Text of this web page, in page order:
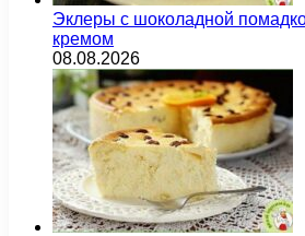
Эклеры с шоколадной
кремом
08.08.2026